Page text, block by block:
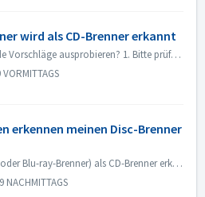
wird als CD-Brenner erkannt
Würden Sie bitte folgende Vorschläge ausprobieren? 1. Bitte prüfen Sie, ob es einen neuen Treiber für Ihren Brenner und die Firmware gibt. Wenn ja, aktuali...
erkennen meinen Disc-Brenner
Wenn Ihr DVD-Brenner (oder Blu-ray-Brenner) als CD-Brenner erkannt wird, lesen Sie bitte diesen Artikel: https://nerosupport.freshdesk.com/en/support/solu...
NACHMITTAGS